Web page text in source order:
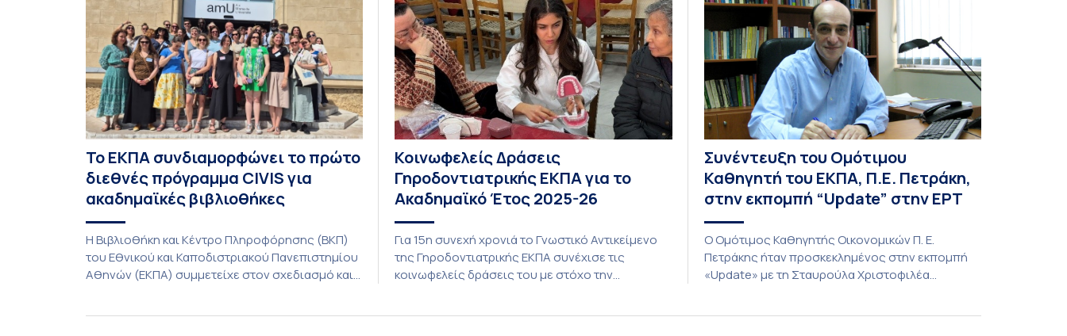
Το ΕΚΠΑ συνδιαμορφώνει το πρώτο
διεθνές πρόγραμμα CIVIS για
ακαδημαϊκές βιβλιοθήκες
Η Βιβλιοθήκη και Κέντρο Πληροφόρησης (ΒΚΠ)
του Εθνικού και Καποδιστριακού Πανεπιστημίου
Αθηνών (ΕΚΠΑ) συμμετείχε στον σχεδιασμό και
Κοινωφελείς Δράσεις
Γηροδοντιατρικής ΕΚΠΑ για το
Ακαδημαϊκό Έτος 2025-26
Για 15η συνεχή χρονιά το Γνωστικό Αντικείμενο
της Γηροδοντιατρικής ΕΚΠΑ συνέχισε τις
κοινωφελείς δράσεις του με στόχο την
Συνέντευξη του Ομότιμου
Καθηγητή του ΕΚΠΑ, Π.Ε. Πετράκη,
στην εκπομπή “Update” στην ΕΡΤ
O Ομότιμος Καθηγητής Οικονομικών Π. Ε.
Πετράκης ήταν προσκεκλημένος στην εκπομπή
«Update» με τη Σταυρούλα Χριστοφιλέα